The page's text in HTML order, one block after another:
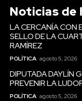
Noticias de
LA CERCANÍA CON
SELLO DE LA
RAMÍREZ
POLÍTICA agosto 5, 2026
DIPUTADA DAYLÍN
PREVENIR LA
POLÍTICA agosto 5, 2026